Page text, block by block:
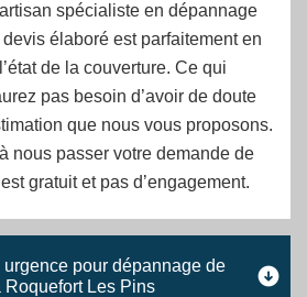
spécialiste en dépannage
élaboré est parfaitement en
de la couverture. Ce qui
pas besoin d’avoir de doute
que nous vous proposons.
nous passer votre demande de
gratuit et pas d’engagement.
pour dépannage de
Les Pins